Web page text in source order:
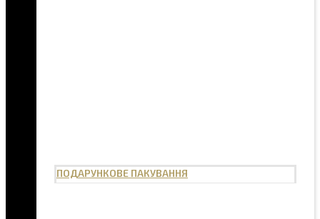
ПОДАРУНКОВЕ ПАКУВАННЯ